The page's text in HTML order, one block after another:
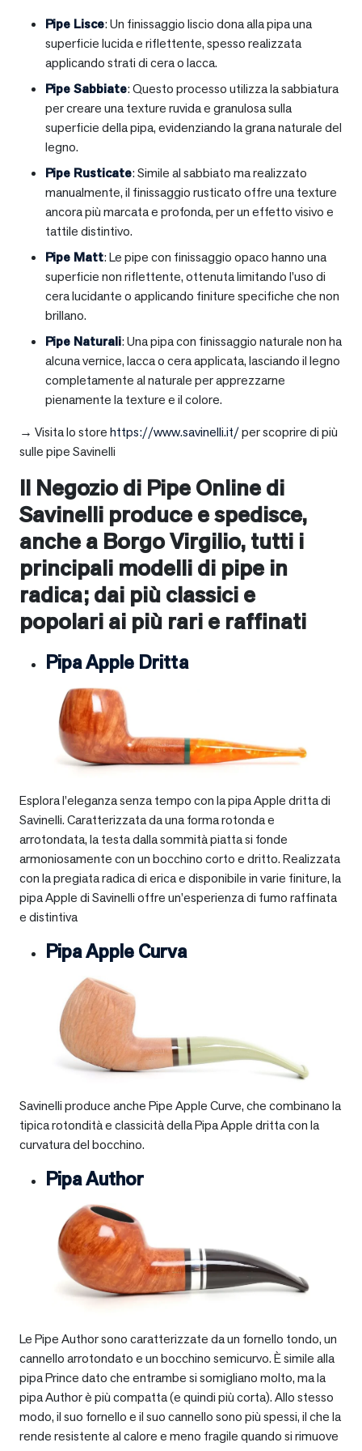
Pipe Lisce: Un finissaggio liscio dona alla pipa una
superficie lucida e riflettente, spesso realizzata
applicando strati di cera o lacca.
Pipe Sabbiate: Questo processo utilizza la sabbiatura
per creare una texture ruvida e granulosa sulla
superficie della pipa, evidenziando la grana naturale del
legno.
Pipe Rusticate: Simile al sabbiato ma realizzato
manualmente, il finissaggio rusticato offre una texture
ancora più marcata e profonda, per un effetto visivo e
tattile distintivo.
Pipe Matt: Le pipe con finissaggio opaco hanno una
superficie non riflettente, ottenuta limitando l’uso di
cera lucidante o applicando finiture specifiche che non
brillano.
Pipe Naturali: Una pipa con finissaggio naturale non ha
alcuna vernice, lacca o cera applicata, lasciando il legno
completamente al naturale per apprezzarne
pienamente la texture e il colore.
→ Visita lo storehttps://www.savinelli.it/per scoprire di più
sulle pipe Savinelli
Il Negozio di Pipe Online di
Savinelli produce e spedisce,
anche a Borgo Virgilio, tutti i
principali modelli di pipe in
radica; dai più classici e
popolari ai più rari e raffinati
Pipa Apple Dritta
Esplora l’eleganza senza tempo con la pipa Apple dritta di
Savinelli. Caratterizzata da una forma rotonda e
arrotondata, la testa dalla sommità piatta si fonde
armoniosamente con un bocchino corto e dritto. Realizzata
con la pregiata radica di erica e disponibile in varie finiture, la
pipa Apple di Savinelli offre un’esperienza di fumo raffinata
e distintiva
Pipa Apple Curva
Savinelli produce anche Pipe Apple Curve, che combinano la
tipica rotondità e classicità della Pipa Apple dritta con la
curvatura del bocchino.
Pipa Author
Le Pipe Author sono caratterizzate da un fornello tondo, un
cannello arrotondato e un bocchino semicurvo. È simile alla
pipa Prince dato che entrambe si somigliano molto, ma la
pipa Author è più compatta (e quindi più corta). Allo stesso
modo, il suo fornello e il suo cannello sono più spessi, il che la
rende resistente al calore e meno fragile quando si rimuove